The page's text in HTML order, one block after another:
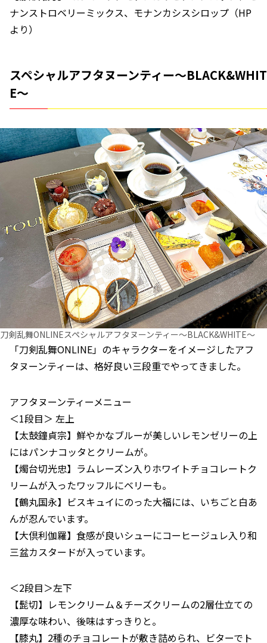
ナンストロベリーミックス、モナンカシスシロップ（HP
より）
スペシャルアフタヌーンティー～BLACK&WHIT
E～
刀剣乱舞ONLINEスペシャルアフタヌーンティー～BLACK&WHITE～
「刀剣乱舞ONLINE」のキャラクターをイメージしたアフ
タヌーンティーは、格好良い三段重でやってきました。
アフタヌーンティーメニュー
＜1段目＞ 左上
【太鼓鐘貞宗】鮮やかなブルーが美しいレモンゼリーの上
にはパンナコッタとクリームが。
【燭台切光忠】ラムレーズン入りホワイトチョコレートク
リームが入ったワッフルにベリーも。
【鶴丸国永】ビスキュイにのった大福には、いちごと白あ
んが忍んでいます。
【大倶利伽羅】食感が良いシューにコーヒージュレ入り和
三盆カスタードが入っています。
＜2段目＞左下
【髭切】レモンクリーム＆チーズクリームの2層仕立ての
濃厚な味わい、後味はすっきりと。
【膝丸】2種のチョコレートが敷き詰められ、ビターでト